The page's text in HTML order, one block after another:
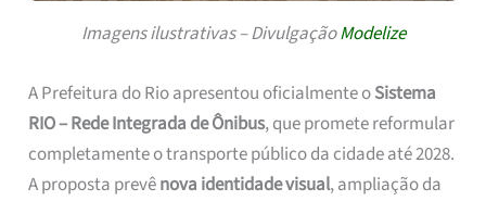
Imagens ilustrativas – DivulgaçãoModelize
A Prefeitura do Rio apresentou oficialmente oSistema
RIO – Rede Integrada de Ônibus, que promete reformular
completamente o transporte público da cidade até 2028.
A proposta prevênova identidade visual, ampliação da